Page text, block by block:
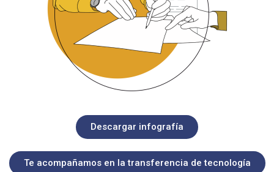
Descargar infografía
Te acompañamos en la transferencia de tecnología